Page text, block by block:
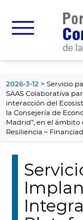
principal
2026-3-12
Servicio
SAAS Colaborativa
interacción del
la Consejería de
Madrid”, en el
Resiliencia –